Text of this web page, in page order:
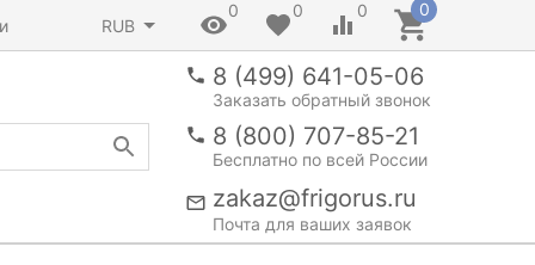
RUB
0 0 0 0
8 (499) 641-05-06
Заказать обратный звонок
8 (800) 707-85-21
Бесплатно по всей России
zakaz@frigorus.ru
Почта для ваших заявок